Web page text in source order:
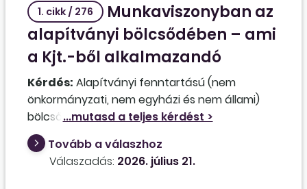
1. cikk / 276
Munkaviszonyban az
alapítványi bölcsődében – ami
a Kjt.-ből alkalmazandó
Kérdés: Alapítványi fenntartású (nem
önkormányzati, nem egyházi és nem állami)
bölcsődében munkaviszonyban, nem
pedagógus-munkakörökben foglalkoztatott
munkavállalókra alkalmazni kell-e a Gyvt. 143. §-
a (3) bekezdésének a) pontját? Elsősorban a
Tovább a válaszhoz
Válaszadás: 2026. július 21.